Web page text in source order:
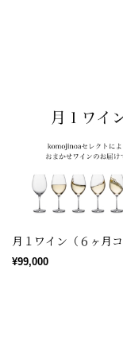
月１ワイン（６ヶ月コ
¥99,000